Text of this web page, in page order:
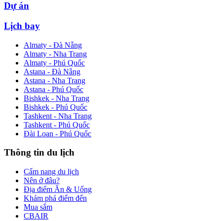
Dự án
Lịch bay
Almaty - Đà Nẵng
Almaty - Nha Trang
Almaty - Phú Quốc
Astana - Đà Nẵng
Astana - Nha Trang
Astana - Phú Quốc
Bishkek - Nha Trang
Bishkek - Phú Quốc
Tashkent - Nha Trang
Tashkent - Phú Quốc
Đài Loan - Phú Quốc
Thông tin du lịch
Cẩm nang du lịch
Nên ở đâu?
Địa điểm Ăn & Uống
Khám phá điểm đến
Mua sắm
CBAIR